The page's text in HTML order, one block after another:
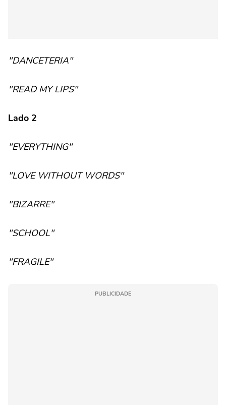
"DANCETERIA"
"READ MY LIPS"
Lado 2
"EVERYTHING"
"LOVE WITHOUT WORDS"
"BIZARRE"
"SCHOOL"
"FRAGILE"
PUBLICIDADE